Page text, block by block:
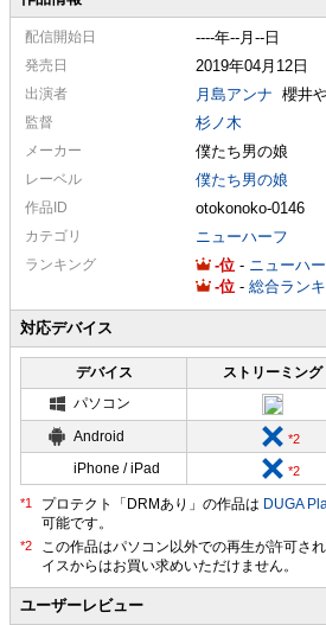
配信開始日 ----年--月--日
発売日 2019年04月12日
出演者 月島アンナ 櫻井
監督 杉ノ木
メーカー 僕たち男の娘
レーベル 僕たち男の娘
作品ID otokonoko-0146
カテゴリ ニューハーフ
ランキング - - ニューハ
-
- 総合ラン
対応デバイス
デバイス ストリーミング
パソコン
Android
iPhone / iPad
プロテクト「DRMあり」の作品は DUGA
可能です。
ユーザーレビュー